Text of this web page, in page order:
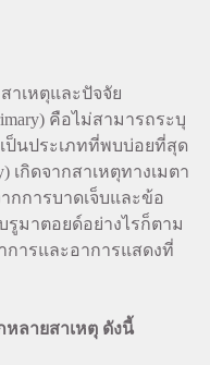
าเหตุและปัจจัย
คือไม่สามารถระบุ
ป็นประเภทที่พบบ่อยที่สุด
เกิดจากสาเหตุทางเมตา
กการบาดเจ็บและข้อ
รูมาตอยด์อย่างไรก็ตาม
การและอาการแสดงที่
หลายสาเหตุ ดังนี้